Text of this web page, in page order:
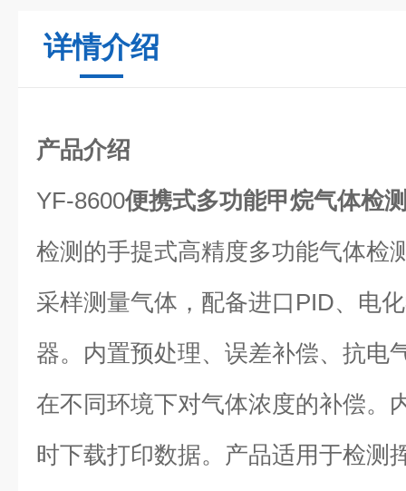
详情介绍
产品介绍
YF-8600便携式多功能甲烷气体检
检测的手提式高精度多功能气体检
采样测量气体，配备进口PID、电
器。内置预处理、误差补偿、抗电
在不同环境下对气体浓度的补偿。
时下载打印数据。产品适用于检测